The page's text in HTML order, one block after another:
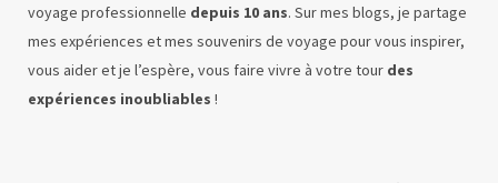
voyage professionnelle depuis 10 ans. Sur mes blogs, je partage
mes expériences et mes souvenirs de voyage pour vous inspirer,
vous aider et je l’espère, vous faire vivre à votre tour des
expériences inoubliables !